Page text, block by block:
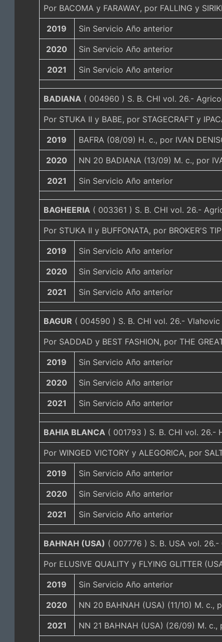
Por BACOMA y FARAWAY, por FALLING y
2019 Sin Servicio Año anterior
2020 Sin Servicio Año anterior
2021 Sin Servicio Año anterior
BADIANA( 004960 ) S. B. CHI vol. 26.-
Por STUKA II y BABE, por STAGECRAFT y
2019 BAFRA (08/09) H. c., por IVAN
2020 NN 20 BADIANA (13/09) M. c., por
2021 Sin Servicio Año anterior
BAGHEERIA( 003361 ) S. B. CHI vol. 26.-
Por STUKA II y BUFFONATA, por BROKER'S
2019 Sin Servicio Año anterior
2020 Sin Servicio Año anterior
2021 Sin Servicio Año anterior
BAGUR ( 004590 ) S. B. CHI vol. 26.-
Por SADDAD y BEST FASHION, por THE
2019 Sin Servicio Año anterior
2020 Sin Servicio Año anterior
2021 Sin Servicio Año anterior
BAHIA BLANCA( 001793 ) S. B. CHI vol. 26.-
Por WINGED VICTORY y ALEGORICA, por
2019 Sin Servicio Año anterior
2020 Sin Servicio Año anterior
2021 Sin Servicio Año anterior
BAHNAH (USA) ( 007776 ) S. B. USA vol.
Por ELUSIVE QUALITY y FLYING GLITTER
2019 Sin Servicio Año anterior
2020 NN 20 BAHNAH (USA) (11/10) M. c.,
2021 NN 21 BAHNAH (USA) (26/09) M. c.,